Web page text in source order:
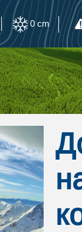
0 cm